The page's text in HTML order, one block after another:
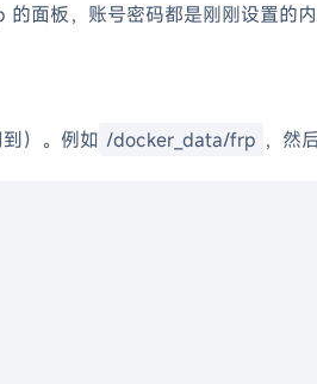
板，账号密码都是刚刚设置的
）。例如 /docker_data/frp ，然